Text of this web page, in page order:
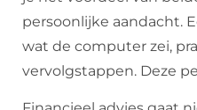
persoonlijke aandacht.
wat de computer zei,
vervolgstappen. Deze